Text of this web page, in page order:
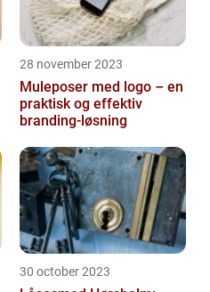
28 november 2023
Muleposer med logo – en
praktisk og effektiv
branding-løsning
30 october 2023